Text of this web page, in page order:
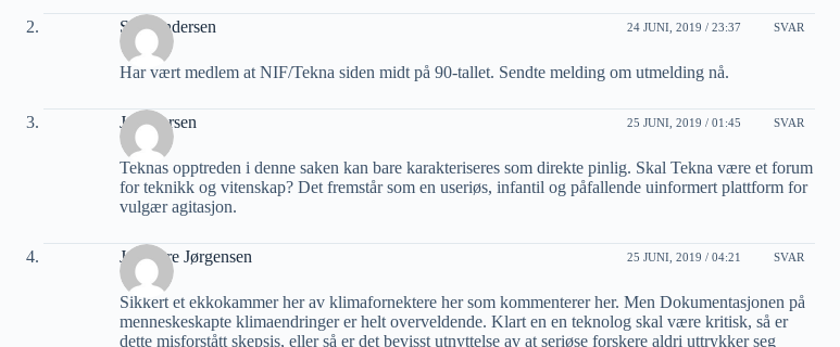
Stig Andersen 24 JUNI, 2019 / 23:37 SVAR
Har vært medlem at NIF/Tekna siden midt på 90-tallet. Sendte melding om utmelding nå.
Jan Iversen 25 JUNI, 2019 / 01:45 SVAR
Teknas opptreden i denne saken kan bare karakteriseres som direkte pinlig. Skal Tekna være et forum
for teknikk og vitenskap? Det fremstår som en useriøs, infantil og påfallende uinformert plattform for
vulgær agitasjon.
Jan-Tore Jørgensen 25 JUNI, 2019 / 04:21 SVAR
Sikkert et ekkokammer her av klimafornektere her som kommenterer her. Men Dokumentasjonen på
menneskeskapte klimaendringer er helt overveldende. Klart en en teknolog skal være kritisk, så er
dette misforstått skepsis, eller så er det bevisst utnyttelse av at seriøse forskere aldri uttrykker seg